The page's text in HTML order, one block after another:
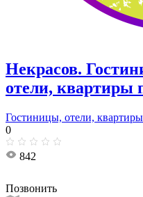
Некрасов.
отели, квартиры
Гостиницы, отели,
0
842
Позвонить